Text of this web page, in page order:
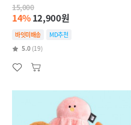
15,000
14%12,900원
바잇미배송
MD추천
5.0 (19)